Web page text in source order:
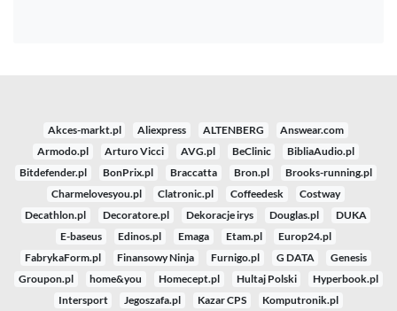
Akces-markt.pl Aliexpress ALTENBERG
Answear.com
Armodo.pl
Arturo Vicci AVG.pl BeClinic
BibliaAudio.pl
Bitdefender.pl
BonPrix.pl Braccatta Bron.pl
Brooks-running.pl
Charmelovesyou.pl
Clatronic.pl Coffeedesk
Costway
Decathlon.pl
Decoratore.pl Dekoracje irys Douglas.pl
DUKA
E-baseus
Edinos.pl Emaga Etam.pl
Europ24.pl
FabrykaForm.pl
Finansowy Ninja Furnigo.pl G DATA
Genesis
Groupon.pl
home&you Homecept.pl Hultaj Polski
Hyperbook.pl
Intersport
Jegoszafa.pl Kazar CPS
Komputronik.pl